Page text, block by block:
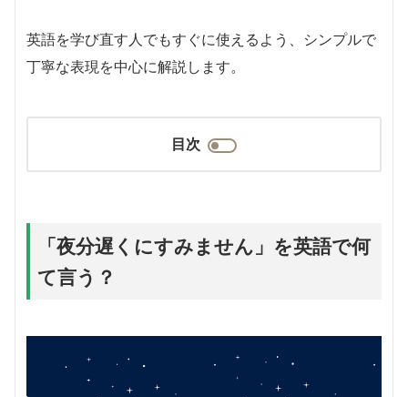
英語を学び直す人でもすぐに使えるよう、シンプルで
丁寧な表現を中心に解説します。
目次
「夜分遅くにすみません」を英語で何
て言う？